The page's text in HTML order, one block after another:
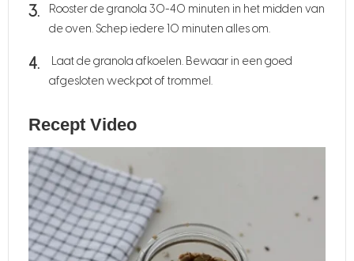
Rooster de granola 30-40 minuten in het midden van
de oven. Schep iedere 10 minuten alles om.
Laat de granola afkoelen. Bewaar in een goed
afgesloten weckpot of trommel.
Recept Video